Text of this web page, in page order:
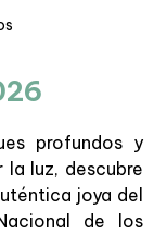
profundos y
luz, descubre
joya del
de los